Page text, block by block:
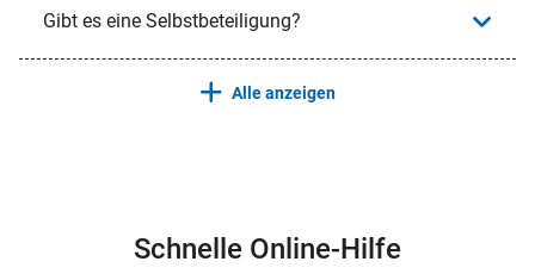
Gibt es eine Selbstbeteiligung?
Alle anzeigen
Schnelle Online-Hilfe